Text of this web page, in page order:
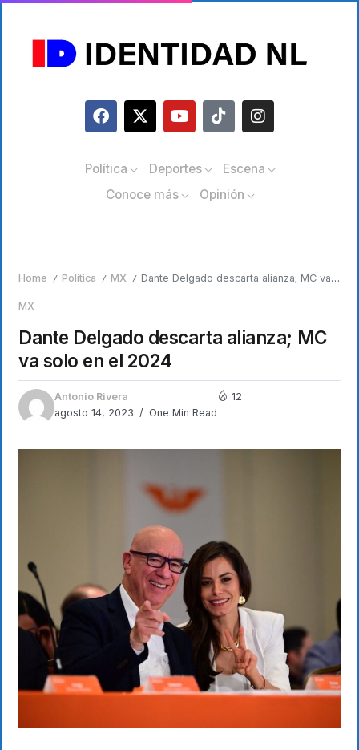
Política Deportes
Escena
Conoce más
Opinión
Home / Política / MX / Dante Delgado descarta alianza; MC va solo en el 2024
MX
Dante Delgado descarta alianza; MC
va solo en el 2024
Antonio Rivera
agosto 14, 2023
One Min Read
12